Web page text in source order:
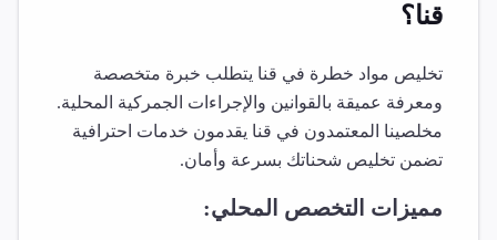
قنا؟
تخليص مواد خطرة في قنا يتطلب خبرة متخصصة
ومعرفة عميقة بالقوانين والإجراءات الجمركية المحلية.
مخلصينا المعتمدون في قنا يقدمون خدمات احترافية
تضمن تخليص شحناتك بسرعة وأمان.
مميزات التخصص المحلي: